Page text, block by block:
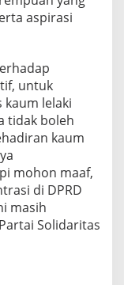
aspirasi
untuk
lelaki
tidak boleh
kaum
mohon maaf,
di DPRD
masih
Solidaritas